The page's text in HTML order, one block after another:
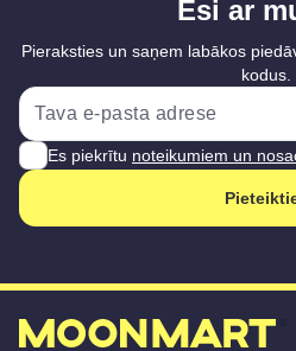
Esi ar
Pieraksties un saņem labākos
kodus.
Es piekrītu noteikumiem un